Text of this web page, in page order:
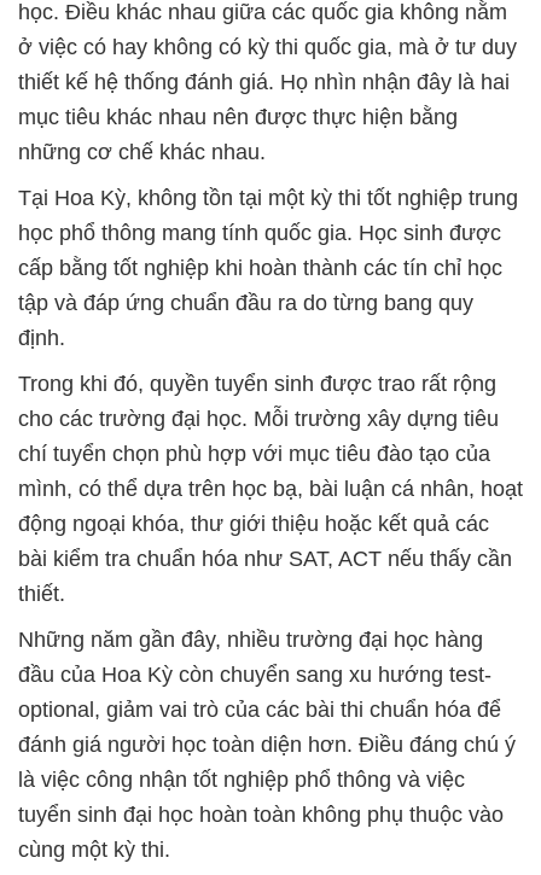
học. Điều khác nhau giữa các quốc gia không nằm
ở việc có hay không có kỳ thi quốc gia, mà ở tư duy
thiết kế hệ thống đánh giá. Họ nhìn nhận đây là hai
mục tiêu khác nhau nên được thực hiện bằng
những cơ chế khác nhau.
Tại Hoa Kỳ, không tồn tại một kỳ thi tốt nghiệp trung
học phổ thông mang tính quốc gia. Học sinh được
cấp bằng tốt nghiệp khi hoàn thành các tín chỉ học
tập và đáp ứng chuẩn đầu ra do từng bang quy
định.
Trong khi đó, quyền tuyển sinh được trao rất rộng
cho các trường đại học. Mỗi trường xây dựng tiêu
chí tuyển chọn phù hợp với mục tiêu đào tạo của
mình, có thể dựa trên học bạ, bài luận cá nhân, hoạt
động ngoại khóa, thư giới thiệu hoặc kết quả các
bài kiểm tra chuẩn hóa như SAT, ACT nếu thấy cần
thiết.
Những năm gần đây, nhiều trường đại học hàng
đầu của Hoa Kỳ còn chuyển sang xu hướng test-
optional, giảm vai trò của các bài thi chuẩn hóa để
đánh giá người học toàn diện hơn. Điều đáng chú ý
là việc công nhận tốt nghiệp phổ thông và việc
tuyển sinh đại học hoàn toàn không phụ thuộc vào
cùng một kỳ thi.